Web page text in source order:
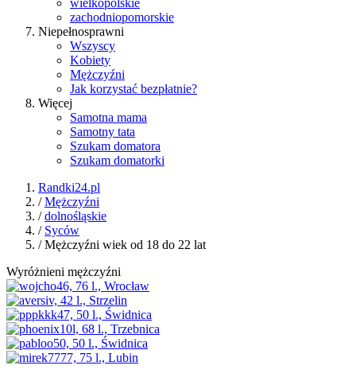
wielkopolskie
zachodniopomorskie
Niepełnosprawni
Wszyscy
Kobiety
Mężczyźni
Jak korzystać bezpłatnie?
Więcej
Samotna mama
Samotny tata
Szukam domatora
Szukam domatorki
Randki24.pl
/Mężczyźni
/dolnośląskie
/ Syców
/ Mężczyźni wiek od 18 do 22 lat
Wyróżnieni mężczyźni